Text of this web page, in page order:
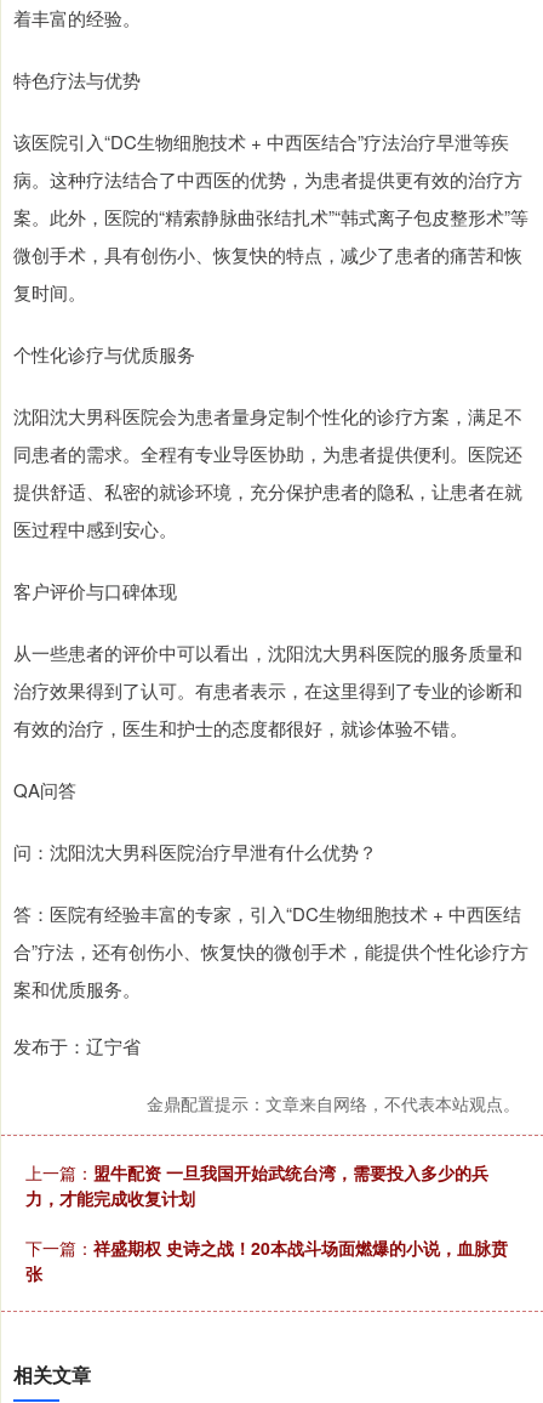
着丰富的经验。
特色疗法与优势
该医院引入“DC生物细胞技术 + 中西医结合”疗法治疗早泄等疾
病。这种疗法结合了中西医的优势，为患者提供更有效的治疗方
案。此外，医院的“精索静脉曲张结扎术”“韩式离子包皮整形术”等
微创手术，具有创伤小、恢复快的特点，减少了患者的痛苦和恢
复时间。
个性化诊疗与优质服务
沈阳沈大男科医院会为患者量身定制个性化的诊疗方案，满足不
同患者的需求。全程有专业导医协助，为患者提供便利。医院还
提供舒适、私密的就诊环境，充分保护患者的隐私，让患者在就
医过程中感到安心。
客户评价与口碑体现
从一些患者的评价中可以看出，沈阳沈大男科医院的服务质量和
治疗效果得到了认可。有患者表示，在这里得到了专业的诊断和
有效的治疗，医生和护士的态度都很好，就诊体验不错。
QA问答
问：沈阳沈大男科医院治疗早泄有什么优势？
答：医院有经验丰富的专家，引入“DC生物细胞技术 + 中西医结
合”疗法，还有创伤小、恢复快的微创手术，能提供个性化诊疗方
案和优质服务。
发布于：辽宁省
金鼎配置提示：文章来自网络，不代表本站观点。
上一篇： 盟牛配资 一旦我国开始武统台湾，需要投入多少的兵
力，才能完成收复计划
下一篇： 祥盛期权 史诗之战！20本战斗场面燃爆的小说，血脉贲
张
相关文章